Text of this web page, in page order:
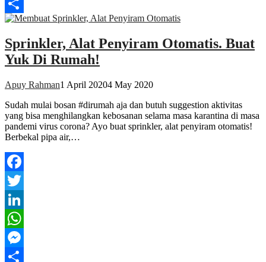
Messenger
Share
Sprinkler, Alat Penyiram Otomatis. Buat
Yuk Di Rumah!
Apuy Rahman1 April 20204 May 2020
Sudah mulai bosan #dirumah aja dan butuh suggestion aktivitas
yang bisa menghilangkan kebosanan selama masa karantina di masa
pandemi virus corona? Ayo buat sprinkler, alat penyiram otomatis!
Berbekal pipa air,…
Facebook
Twitter
LinkedIn
WhatsApp
Messenger